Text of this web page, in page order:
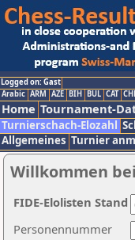
Logged on: Gast
Arabic ARM AZE BIH BUL CAT
Home Tournament-
Turnierschach-Elozahl
Allgemeines Turnier
Willkommen
Personennummer
FIDE-Elolisten Stand